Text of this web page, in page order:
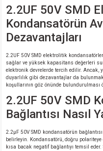
2.2UF 50V SMD
Kondansatörün
Dezavantajları
2.2UF 50V SMD elektrolitik
sağlar ve yüksek kapasitans değerleri
elektronik devrelerde tercih edilir. Ancak,
duyarlılık gibi dezavantajlar da
koşullarının göz önünde bulundurulması
2.2UF 50V SMD
Bağlantısı Nasıl
2.2µF 50V SMD kondansatörün
belirleyin. Kondansatörü, doğru
kısa bacak negatif bağlantıyı temsil